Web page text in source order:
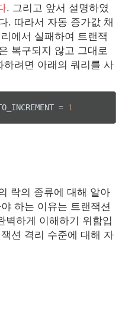
. 그리고 앞서 설명하였
. 따라서 자동 증가값 채
에서 실패하여 트랜잭
복구되지 않고 그대로
하려면 아래의 쿼리를 사
= 1
락의 종류에 대해 알아
하는 이유는 트랜잭션
벽하게 이해하기 위함입
션 격리 수준에 대해 자